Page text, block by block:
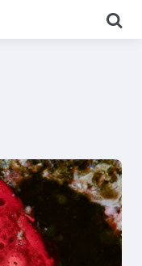
尋